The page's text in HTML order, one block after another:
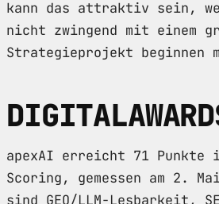
kann das attraktiv sein,
nicht zwingend mit einem
Strategieprojekt beginnen
apexAI erreicht 71 Punkte
Scoring, gemessen am 2.
sind GEO/LLM-Lesbarkeit,